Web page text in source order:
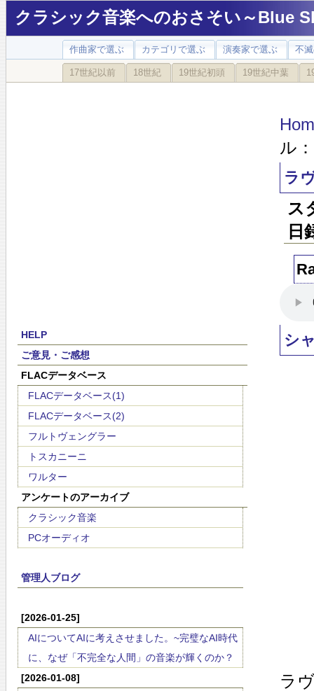
クラシック音楽へのおさそい～Blue
作曲家で選ぶ カテゴリで選ぶ 演奏家で選ぶ 不
17世紀以前 18世紀 19世紀初頭 19世紀中葉
HELP
ご意見・ご感想
FLACデータベース
FLACデータベース(1)
FLACデータベース(2)
フルトヴェングラー
トスカニーニ
ワルター
アンケートのアーカイブ
クラシック音楽
PCオーディオ
管理人ブログ
[2026-01-25]
AIについてAIに考えさせました。~完璧なAI時代
に、なぜ「不完全な人間」の音楽が輝くのか？
[2026-01-08]
ル
ラ
ス
日
シ
ラ